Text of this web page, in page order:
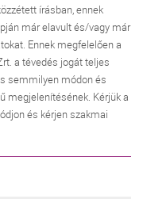
írásban, ennek
már elavult és/vagy már
Ennek megfelelően a
a tévedés jogát teljes
semmilyen módon és
megjelenítésének. Kérjük a
és kérjen szakmai